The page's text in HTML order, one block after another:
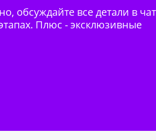
обсуждайте все детали в
Плюс - эксклюзивные